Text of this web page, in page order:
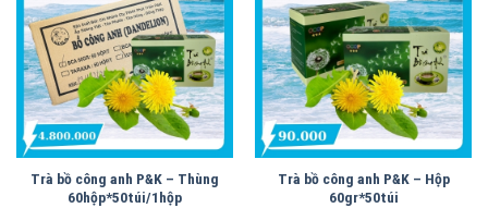
Trà bồ công anh P&K – Thùng
60hộp*50túi/1hộp
Trà bồ công anh P&K – Hộp
60gr*50túi